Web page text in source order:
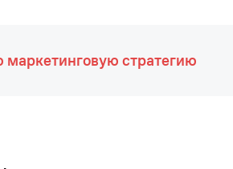
стратегию